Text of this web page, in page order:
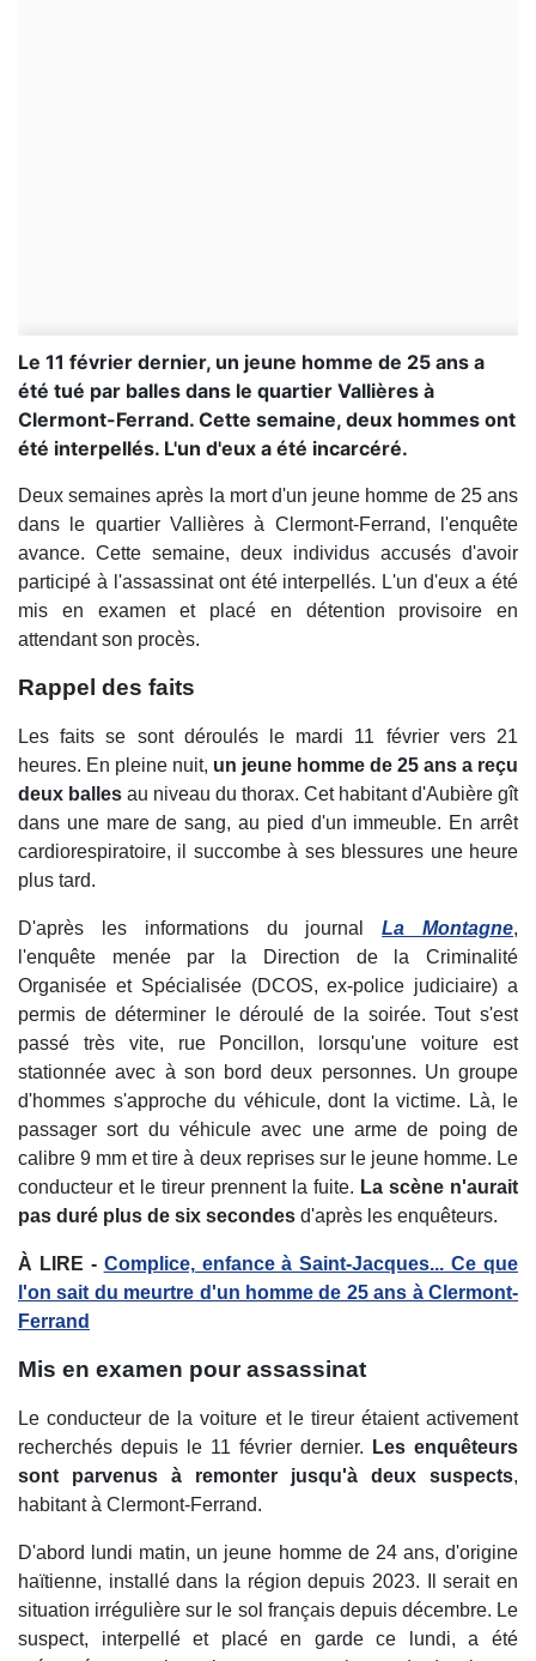
Le 11 février dernier, un jeune homme de 25 ans a
été tué par balles dans le quartier Vallières à
Clermont-Ferrand. Cette semaine, deux hommes ont
été interpellés. L'un d'eux a été incarcéré.
Deux semaines après la mort d'un jeune homme de 25 ans
dans le quartier Vallières à Clermont-Ferrand, l'enquête
avance. Cette semaine, deux individus accusés d'avoir
participé à l'assassinat ont été interpellés. L'un d'eux a été
mis en examen et placé en détention provisoire en
attendant son procès.
Rappel des faits
Les faits se sont déroulés le mardi 11 février vers 21
heures. En pleine nuit, un jeune homme de 25 ans a reçu
deux balles au niveau du thorax. Cet habitant d'Aubière gît
dans une mare de sang, au pied d'un immeuble. En arrêt
cardiorespiratoire, il succombe à ses blessures une heure
plus tard.
D'après les informations du journalLa Montagne,
l'enquête menée par la Direction de la Criminalité
Organisée et Spécialisée (DCOS, ex-police judiciaire) a
permis de déterminer le déroulé de la soirée. Tout s'est
passé très vite, rue Poncillon, lorsqu'une voiture est
stationnée avec à son bord deux personnes. Un groupe
d'hommes s'approche du véhicule, dont la victime. Là, le
passager sort du véhicule avec une arme de poing de
calibre 9 mm et tire à deux reprises sur le jeune homme. Le
conducteur et le tireur prennent la fuite. La scène n'aurait
pas duré plus de six secondes d'après les enquêteurs.
À LIRE - Complice, enfance à Saint-Jacques... Ce que
l'on sait du meurtre d'un homme de 25 ans à Clermont-
Ferrand
Mis en examen pour assassinat
Le conducteur de la voiture et le tireur étaient activement
recherchés depuis le 11 février dernier.
Les enquêteurs
sont parvenus à remonter jusqu'à deux suspects,
habitant à Clermont-Ferrand.
D'abord lundi matin, un jeune homme de 24 ans, d'origine
haïtienne, installé dans la région depuis 2023. Il serait en
situation irrégulière sur le sol français depuis décembre. Le
suspect, interpellé et placé en garde ce lundi, a été